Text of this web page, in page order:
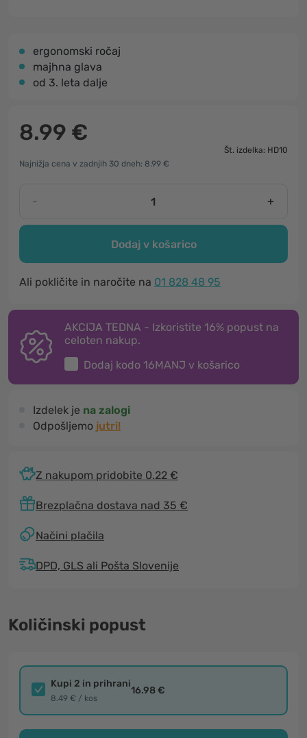
ergonomski ročaj
majhna glava
od 3. leta dalje
8.99 €
Št. izdelka: HD10
Najnižja cena v zadnjih 30 dneh: 8.99 €
- +
Dodaj v košarico
Ali pokličite in naročite na 01 828 48 95
AKCIJA TEDNA - Izkoristite 16% popust na
celoten nakup.
Dodaj kodo 16MANJ v košarico
Izdelek je na zalogi
Odpošljemo jutri!
Z nakupom pridobite 0.22 €
Brezplačna dostava nad 35 €
Načini plačila
DPD, GLS ali Pošta Slovenije
Količinski popust
Kupi 2 in prihrani
8.49 € / kos
16.98 €